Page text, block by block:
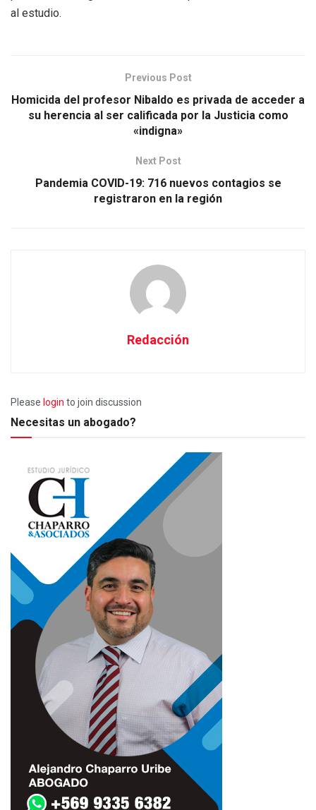
al estudio.
Previous Post
Homicida del profesor Nibaldo es privada de acceder a
su herencia al ser calificada por la Justicia como
«indigna»
Next Post
Pandemia COVID-19: 716 nuevos contagios se
registraron en la región
Redacción
Please login to join discussion
Necesitas un abogado?